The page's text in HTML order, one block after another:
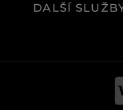
DALŠÍ